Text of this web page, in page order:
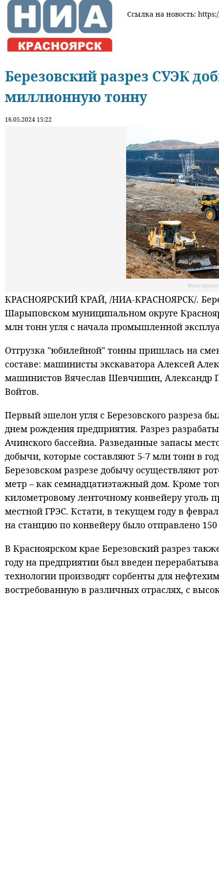
Ссылка на новость:
Березовский разрез СУЭК
миллионную тонну
16.05.2024 15:22
Фото
КРАСНОЯРСКИЙ КРАЙ, /НИА-КРАСНОЯРСК/.
Шарыповском муниципальном округе
млн тонн угля с начала промышленной
Отгрузка "юбилейной" тонны пришлась на
составе: машинисты экскаватора Алексей
машинистов Вячеслав Шевчишин, Александр
Войтов.
Первый эшелон угля с Березовского разреза
днем рождения предприятия. Разрез
Ачинского бассейна. Разведанные запасы
добычи, которые составляют 5-7 млн тонн в
Березовском разрезе добычу осуществляют
метр – как семнадцатиэтажный дом. Кроме
километровому ленточному конвейеру уголь
местной ГРЭС. Кстати, в текущем году в
на станцию по конвейеру было отправлено
В Красноярском крае Березовский разрез
году на предприятии был введен
технологии производят сорбенты для
востребованную в различных отраслях, с